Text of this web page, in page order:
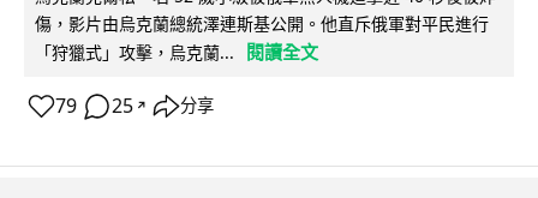
傷，影片由烏克蘭總統澤連斯基公開。他直斥俄軍對平民進行
「狩獵式」攻擊，烏克蘭...
閱讀全文
79 25 ↗ 分享